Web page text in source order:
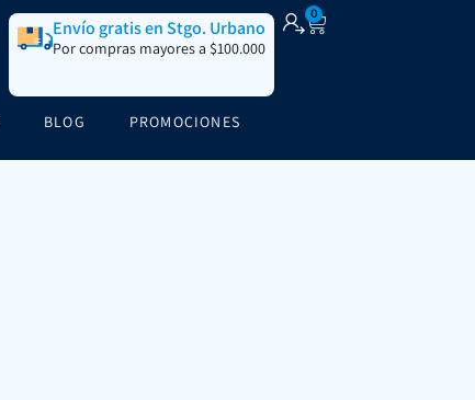
Envío gratis en Stgo. Urbano
Por compras mayores a $100.000
0
BLOG PROMOCIONES